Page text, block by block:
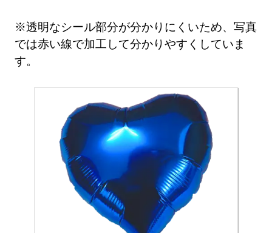
※透明なシール部分が分かりにくいため、写真
では赤い線で加工して分かりやすくしていま
す。